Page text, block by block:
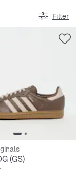
Filter
(GS)